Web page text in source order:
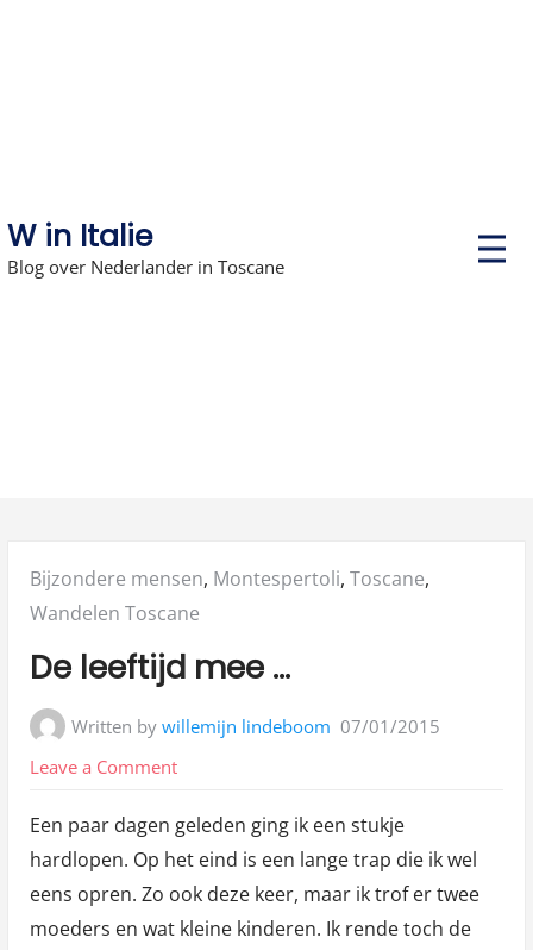
W in Italie
Blog over Nederlander in Toscane
P
r
Posted
in:
Bijzondere mensen, Montespertoli, Toscane,
Wandelen Toscane
De leeftijd mee …
Written bywillemijn lindeboom 07/01/2015
Leave a Commenton
leeftijd
mee
…
Een paar dagen geleden ging ik een stukje
hardlopen. Op het eind is een lange trap die ik wel
eens opren. Zo ook deze keer, maar ik trof er twee
moeders en wat kleine kinderen. Ik rende toch de